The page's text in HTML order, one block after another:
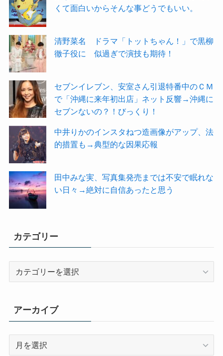
くて面白いからそんな事どうでもいい。
清野菜名 ドラマ「トットちゃん！」で黒柳
徹子役に 似過ぎで演技も期待！
セブンイレブン、安室さん引退特番中のＣＭ
で「沖縄に来年初出店」ネット反響→沖縄に
セブンないの？！びっくり！
中井りかのインスタねつ造画像がアップ、法
的措置も→典型的な因果応報
田中みな実、写真集発売までは不安で眠れな
い日々→絶対に自信あったと思う
カテゴリー
ー
アーカイブ